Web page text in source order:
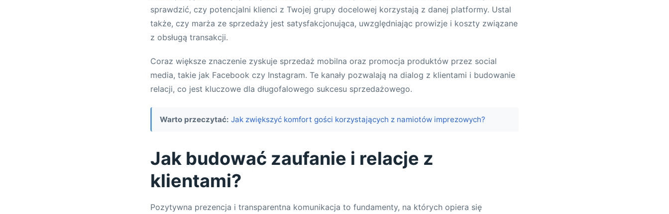
sprawdzić, czy potencjalni klienci z Twojej grupy docelowej korzystają z danej platformy. Ustal
także, czy marża ze sprzedaży jest satysfakcjonująca, uwzględniając prowizje i koszty związane
z obsługą transakcji.
Coraz większe znaczenie zyskuje sprzedaż mobilna oraz promocja produktów przez social
media, takie jak Facebook czy Instagram. Te kanały pozwalają na dialog z klientami i budowanie
relacji, co jest kluczowe dla długofalowego sukcesu sprzedażowego.
Warto przeczytać: Jak zwiększyć komfort gości korzystających z namiotów imprezowych?
Jak budować zaufanie i relacje z
klientami?
Pozytywna prezencja i transparentna komunikacja to fundamenty, na których opiera się